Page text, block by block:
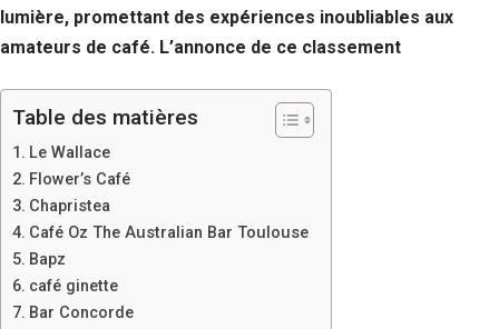
lumière, promettant des expériences inoubliables aux
amateurs de café. L’annonce de ce classement
Table des matières
Le Wallace
Flower’s Café
Chapristea
Café Oz The Australian Bar Toulouse
Bapz
café ginette
Bar Concorde